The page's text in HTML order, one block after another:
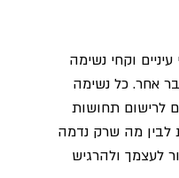
וקחי נשימה
אחר. כל נשימה
לרישום תחושות
מה שרק נדמה
לעצמך ולהרגיש